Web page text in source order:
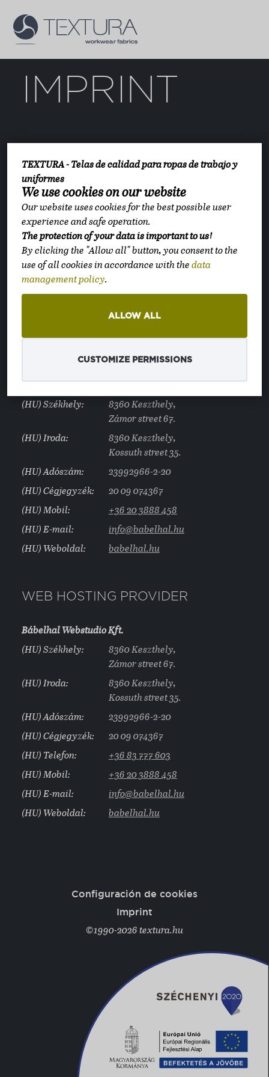
TEXTURA - Telas de calidad para ropas de trabajo y
uniformes
We use cookies on our website
Our website uses cookies for the best possible user
experience and safe operation.
The protection of your data is important to us!
By clicking the "Allow all" button, you consent to the
use of all cookies in accordance with the data
management policy.
ALLOW ALL
CUSTOMIZE PERMISSIONS
PRODUCTOS SOBRE NOSOTROS
DEMANDA DE OFERTA
IMPRINT
THE WEBSITE IS
OPERATED BY
TEXTURA Hungary
Location:
1147 Budapest, Ilosvai Selymes Péter
E-Mail:
info@textura.hu
Phone:
+36 1 2514 063
(HU) Székhely:
8360 Keszthely,
Zámor street 67.
(HU) Iroda:
8360 Keszthely,
Kossuth street 35.
(HU) Adószám:
23992966-2-20
(HU) Cégjegyzék:
20 09 074367
(HU) Mobil:
+36 20 3888 458
(HU) E-mail:
info@babelhal.hu
(HU) Weboldal:
babelhal.hu
WEB HOSTING PROVIDER
Bábelhal Webstudio Kft.
(HU) Székhely:
8360 Keszthely,
Zámor street 67.
(HU) Iroda:
8360 Keszthely,
Kossuth street 35.
(HU) Adószám:
23992966-2-20
(HU) Cégjegyzék:
20 09 074367
(HU) Telefon:
+36 83 777 603
(HU) Mobil:
+36 20 3888 458
(HU) E-mail:
info@babelhal.hu
(HU) Weboldal:
babelhal.hu
Configuración de cookies
Imprint
©1990-2026 textura.hu